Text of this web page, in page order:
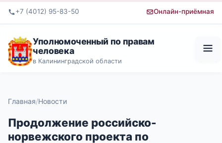
+7 (4012) 95-83-50 Онлайн-приёмная
Уполномоченный по правам
человека
в Калининградской области
Главная Новости
Продолжение российско-
норвежского проекта по